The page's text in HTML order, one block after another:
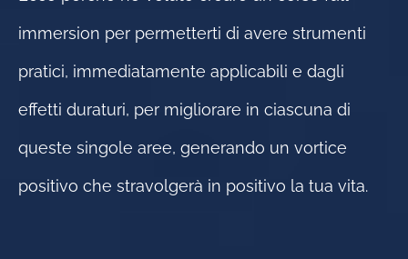
immersion per permetterti di avere strumenti
pratici, immediatamente applicabili e dagli
effetti duraturi, per migliorare in ciascuna di
queste singole aree, generando un vortice
positivo che stravolgerà in positivo la tua vita.